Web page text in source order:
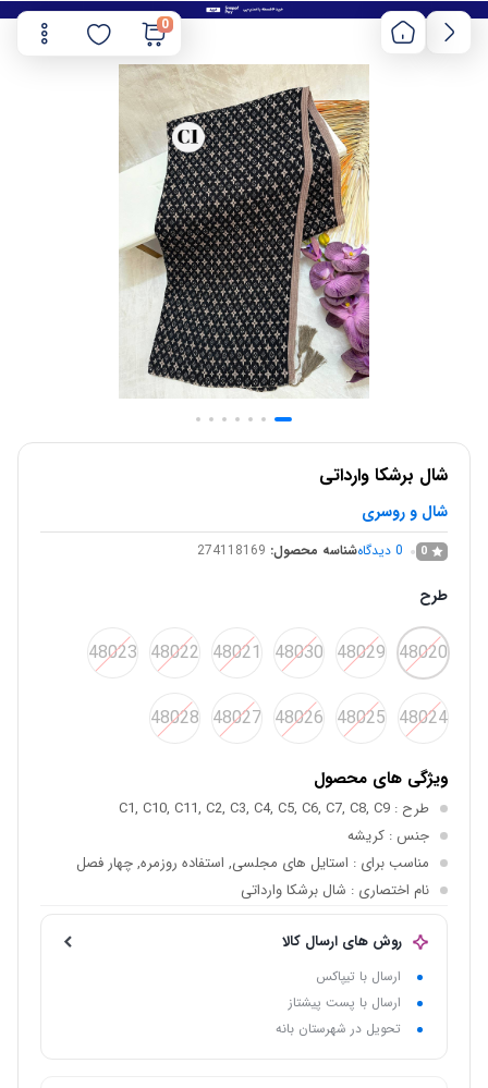
0
شال برشکا وارداتی
شال و روسری
0
0 دیدگاهشناسه محصول: 274118169
طرح
48020
48029
48030
48021
48022
48023
48024
48025
48026
48027
48028
ویژگی های محصول
طرح : C1, C10, C11, C2, C3, C4, C5, C6, C7, C8, C9
جنس : کریشه
مناسب برای : استایل های مجلسی, استفاده روزمره, چهار فصل
نام اختصاری : شال برشکا وارداتی
روش های ارسال کالا
ارسال با تیپاکس
ارسال با پست پیشتاز
تحویل در شهرستان بانه